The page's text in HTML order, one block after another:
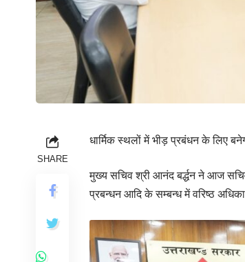
SHARE
धार्मिक स्थलों में भीड़ प्रबंधन के लिए
मुख्य सचिव श्री आनंद बर्द्धन ने आज
प्रबन्धन आदि के सम्बन्ध में वरिष्ठ